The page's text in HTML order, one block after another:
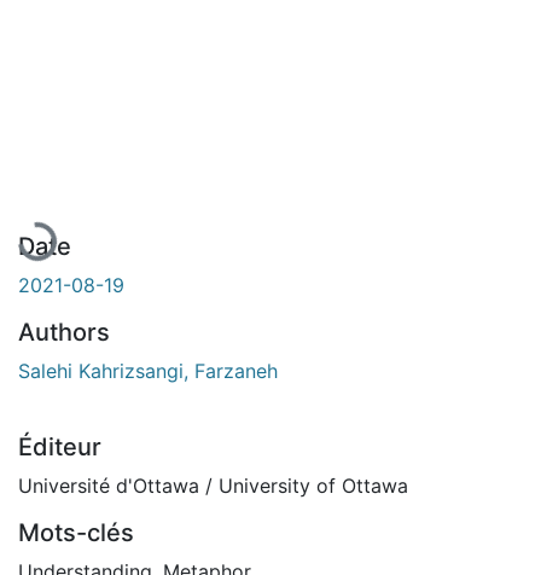
Date
2021-08-19
Authors
Salehi Kahrizsangi, Farzaneh
Éditeur
Université d'Ottawa / University of Ottawa
Mots-clés